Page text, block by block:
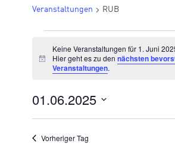
Veranstaltungen RUB
FÜR
JUNI
2025
Hinweis
Keine Veranstaltungen für 1. Juni
Hier geht es zu den nächsten
Veranstaltungen.
01.06.2025
Vorheriger Tag